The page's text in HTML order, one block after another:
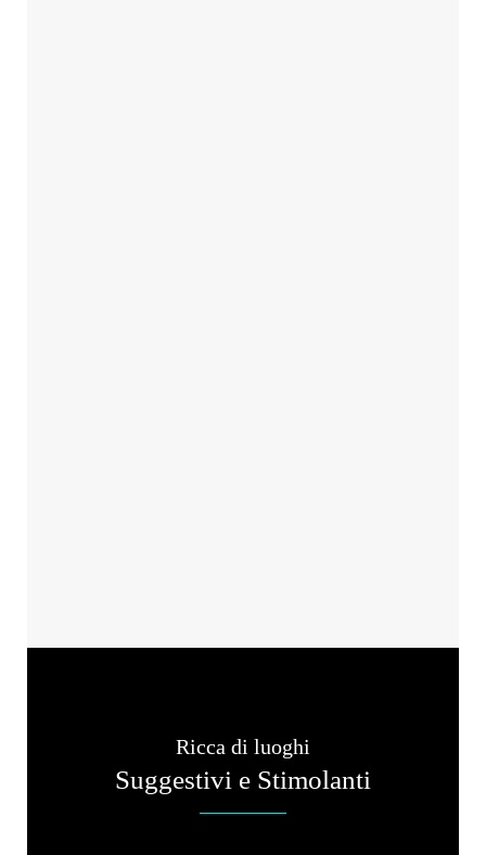
Ricca di luoghi
Suggestivi e Stimolanti